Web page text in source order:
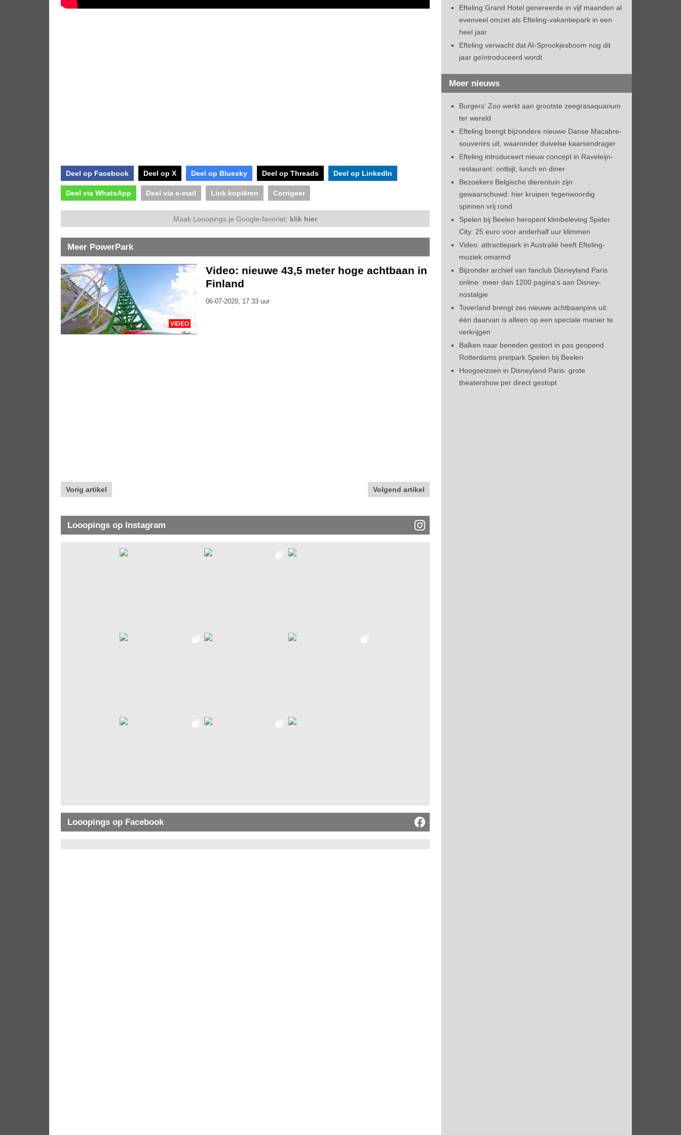
Deel op Facebook Deel op X Deel op Bluesky Deel op Threads Deel op LinkedIn
Deel via WhatsApp Deel via e-mail Link kopiëren Corrigeer
Maak Looopings je Google-favoriet: klik hier
Meer PowerPark
VIDEO
Video: nieuwe 43,5 meter hoge achtbaan in
Finland
06-07-2020, 17.33 uur
Vorig artikel Volgend artikel
Looopings op Instagram
Looopings op Facebook
Efteling Grand Hotel genereerde in vijf maanden al
evenveel omzet als Efteling-vakantiepark in een
heel jaar
Efteling verwacht dat AI-Sprookjesboom nog dit
jaar geïntroduceerd wordt
Meer nieuws
Burgers' Zoo werkt aan grootste zeegrasaquarium
ter wereld
Efteling brengt bijzondere nieuwe Danse Macabre-
souvenirs uit, waaronder duivelse kaarsendrager
Efteling introduceert nieuw concept in Raveleijn-
restaurant: ontbijt, lunch en diner
Bezoekers Belgische dierentuin zijn
gewaarschuwd: hier kruipen tegenwoordig
spinnen vrij rond
Spelen bij Beelen heropent klimbeleving Spider
City: 25 euro voor anderhalf uur klimmen
Video: attractiepark in Australië heeft Efteling-
muziek omarmd
Bijzonder archief van fanclub Disneyland Paris
online: meer dan 1200 pagina's aan Disney-
nostalgie
Toverland brengt zes nieuwe achtbaanpins uit:
één daarvan is alleen op een speciale manier te
verkrijgen
Balken naar beneden gestort in pas geopend
Rotterdams pretpark Spelen bij Beelen
Hoogseizoen in Disneyland Paris: grote
theatershow per direct gestopt